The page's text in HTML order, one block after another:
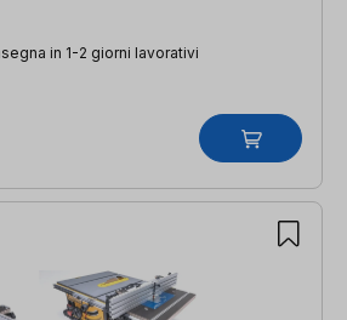
in 1-2 giorni lavorativi